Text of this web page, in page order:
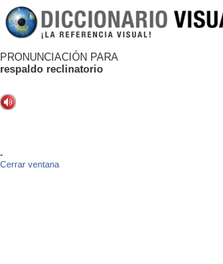
PRONUNCIACIÓN PARA
respaldo reclinatorio
-
Cerrar ventana